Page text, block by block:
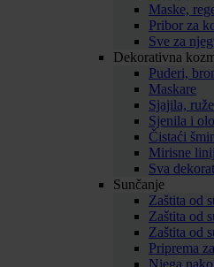
Maske,
Pribor za
Sve za
Dekorativna
Puderi,
Maskare
Sjajila,
Sjenila i
Čistaći
Mirisne
Sva
Sunčanje
Zaštita od
Zaštita od
Zaštita od
Priprema
Njega